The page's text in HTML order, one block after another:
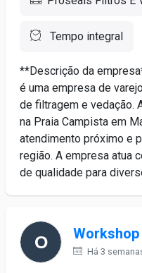
Tempo integral
**Descrição da
é uma empresa de
de filtragem e vedação.
na Praia Campista em
atendimento próximo e
região. A empresa atua
de qualidade para
Workshop
Há 3